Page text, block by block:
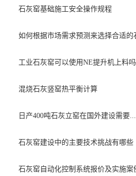
石灰窑基础施工安全操作规程
如何根据市场需求预测来选择合适的
工业石灰窑可以使用NE提升机上料吗
混烧石灰竖窑热平衡计算
日产400吨石灰立窑在国外建设需要...
石灰窑建设中的主要技术挑战有哪些
石灰窑自动化控制系统报价及实施案